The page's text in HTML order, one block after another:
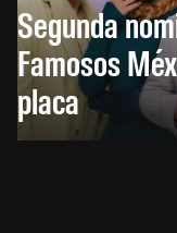
Segunda
Famosos
placa